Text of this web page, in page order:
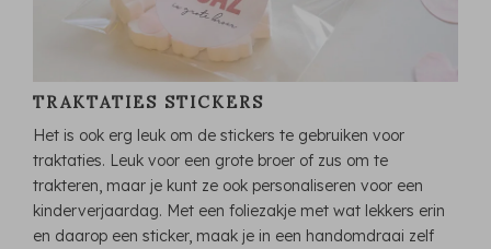
TRAKTATIES STICKERS
Het is ook erg leuk om de stickers te gebruiken voor
traktaties. Leuk voor een grote broer of zus om te
trakteren, maar je kunt ze ook personaliseren voor een
kinderverjaardag. Met een foliezakje met wat lekkers erin
en daarop een sticker, maak je in een handomdraai zelf